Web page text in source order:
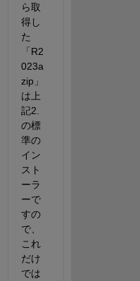
ら取
得し
た
「R2
023a
zip」
は上
記2.
の標
準の
イン
スト
ーラ
ーで
すの
で、
これ
だけ
では